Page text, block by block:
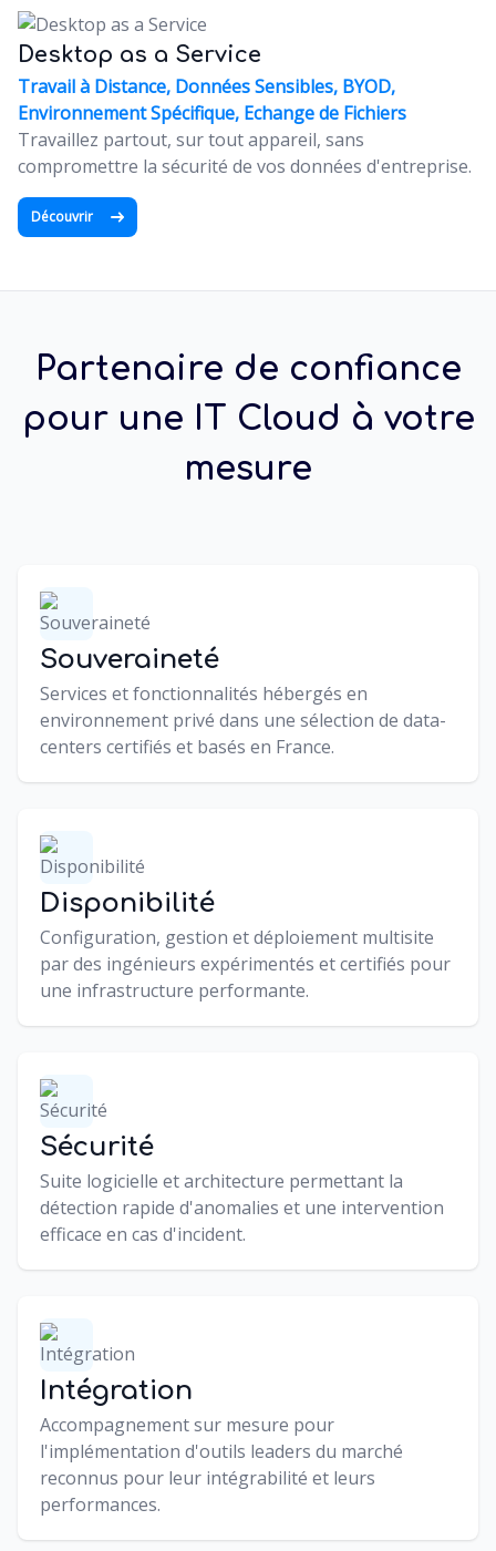
Desktop as a Service
Travail à Distance, Données Sensibles, BYOD,
Environnement Spécifique, Echange de Fichiers
Travaillez partout, sur tout appareil, sans
compromettre la sécurité de vos données d'entreprise.
Découvrir
Partenaire de confiance
pour une IT Cloud à votre
mesure
Souveraineté
Services et fonctionnalités hébergés en
environnement privé dans une sélection de data-
centers certifiés et basés en France.
Disponibilité
Configuration, gestion et déploiement multisite
par des ingénieurs expérimentés et certifiés pour
une infrastructure performante.
Sécurité
Suite logicielle et architecture permettant la
détection rapide d'anomalies et une intervention
efficace en cas d'incident.
Intégration
Accompagnement sur mesure pour
l'implémentation d'outils leaders du marché
reconnus pour leur intégrabilité et leurs
performances.